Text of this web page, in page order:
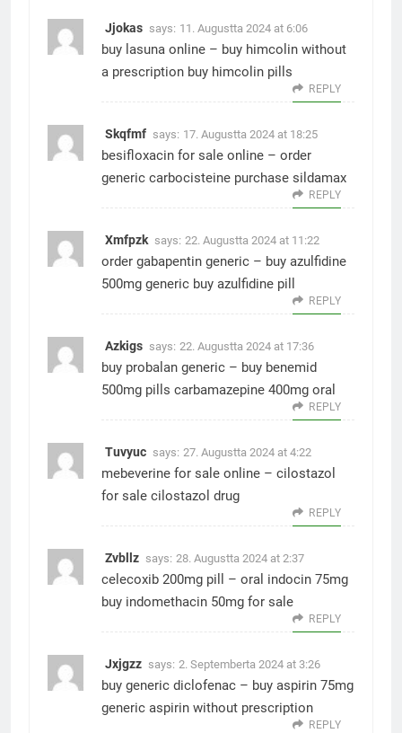
Jjokas says: 11. Augustta 2024 at 6:06
buy lasuna online – buy himcolin without
a prescription buy himcolin pills
REPLY
Skqfmf says: 17. Augustta 2024 at 18:25
besifloxacin for sale online – order
generic carbocisteine purchase sildamax
REPLY
Xmfpzk says: 22. Augustta 2024 at 11:22
order gabapentin generic – buy azulfidine
500mg generic buy azulfidine pill
REPLY
Azkigs says: 22. Augustta 2024 at 17:36
buy probalan generic – buy benemid
500mg pills carbamazepine 400mg oral
REPLY
Tuvyuc says: 27. Augustta 2024 at 4:22
mebeverine for sale online – cilostazol
for sale cilostazol drug
REPLY
Zvbllz says: 28. Augustta 2024 at 2:37
celecoxib 200mg pill – oral indocin 75mg
buy indomethacin 50mg for sale
REPLY
Jxjgzz says: 2. Septemberta 2024 at 3:26
buy generic diclofenac – buy aspirin 75mg
generic aspirin without prescription
REPLY